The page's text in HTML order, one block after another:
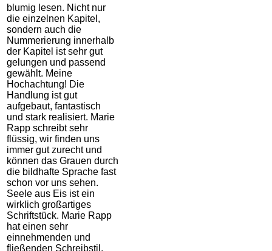
blumig lesen. Nicht nur
die einzelnen Kapitel,
sondern auch die
Nummerierung innerhalb
der Kapitel ist sehr gut
gelungen und passend
gewählt. Meine
Hochachtung! Die
Handlung ist gut
aufgebaut, fantastisch
und stark realisiert. Marie
Rapp schreibt sehr
flüssig, wir finden uns
immer gut zurecht und
können das Grauen durch
die bildhafte Sprache fast
schon vor uns sehen.
Seele aus Eis ist ein
wirklich großartiges
Schriftstück. Marie Rapp
hat einen sehr
einnehmenden und
fließenden Schreibstil,